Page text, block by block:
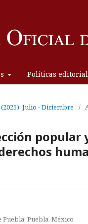
Políticas
Julio - Diciembre /
popular
Puebla, México